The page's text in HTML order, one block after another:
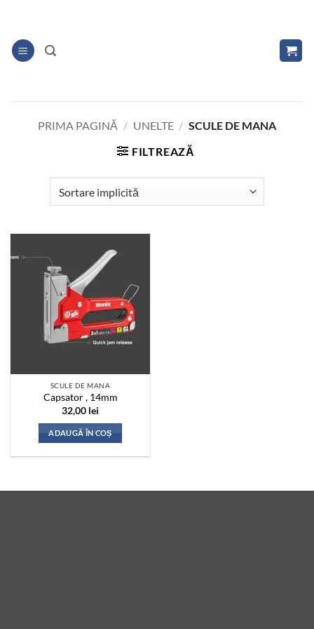
content
PRIMA PAGINĂ / UNELTE / SCULE DE MANA
FILTREAZĂ
SCULE DE MANA
Capsator , 14mm
32,00 lei
ADAUGĂ ÎN COȘ